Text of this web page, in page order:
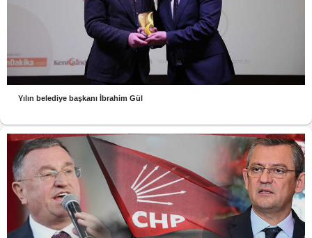
Yılın belediye başkanı İbrahim Gül